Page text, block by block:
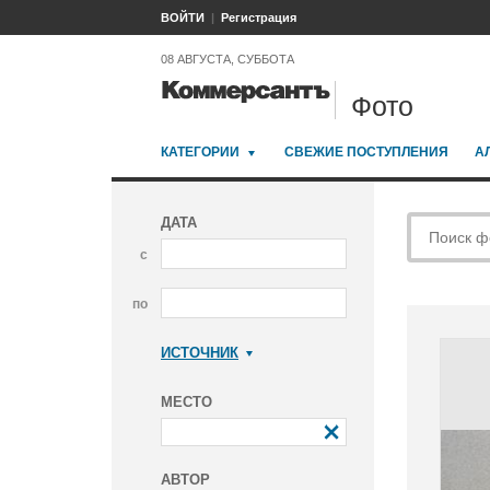
ВОЙТИ Регистрация
08 АВГУСТА, СУББОТА
Фото
КАТЕГОРИИ СВЕЖИЕ ПОСТУПЛЕНИЯ
ДАТА
с
по
ИСТОЧНИК
МЕСТО
АВТОР